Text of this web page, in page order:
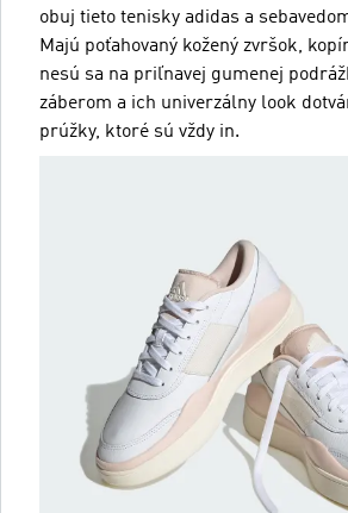
obuj tieto tenisky adidas a
Majú poťahovaný kožený zvršok,
nesú sa na priľnavej gumenej
záberom a ich univerzálny look
prúžky, ktoré sú vždy in.